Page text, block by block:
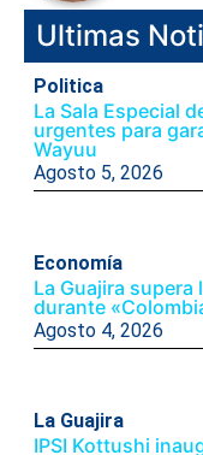
Ultimas
Politica
La Sala Especial
urgentes para
Wayuu
Agosto 5, 2026
Economía
La Guajira
durante
Agosto 4, 2026
La Guajira
IPSI Kottushi